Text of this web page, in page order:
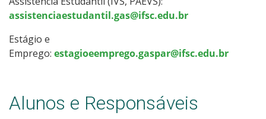
assistenciaestudantil.gas@ifsc.edu.br
Estágio e
Emprego: estagioeemprego.gaspar@ifsc.edu.br
Alunos e Responsáveis